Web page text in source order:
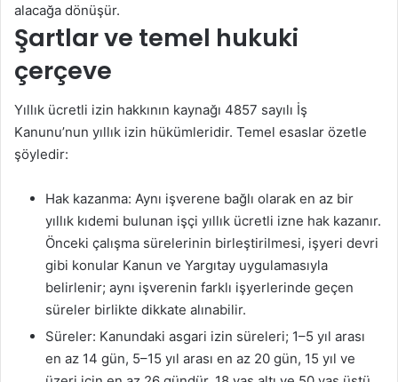
alacağa dönüşür.
Şartlar ve temel hukuki
çerçeve
Yıllık ücretli izin hakkının kaynağı 4857 sayılı İş
Kanunu’nun yıllık izin hükümleridir. Temel esaslar özetle
şöyledir:
Hak kazanma: Aynı işverene bağlı olarak en az bir
yıllık kıdemi bulunan işçi yıllık ücretli izne hak kazanır.
Önceki çalışma sürelerinin birleştirilmesi, işyeri devri
gibi konular Kanun ve Yargıtay uygulamasıyla
belirlenir; aynı işverenin farklı işyerlerinde geçen
süreler birlikte dikkate alınabilir.
Süreler: Kanundaki asgari izin süreleri; 1–5 yıl arası
en az 14 gün, 5–15 yıl arası en az 20 gün, 15 yıl ve